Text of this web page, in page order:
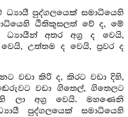
පුද්ගලයෙක් සමාධියෙහි
ඨිතිකුසලත් වේ ද, මේ
ධ්‍යායීන් අතර අග්‍ර ද වෙයි,
වෙයි, උත්තම ද වෙයි, ප්‍රවර ද
වඩා කිරි ද, කිරට වඩා දිහි,
වඩා ගිතෙල්, ගිතෙලට
ලා අග්‍ර වෙයි. මහණෙනි
පුද්ගලයෙක් සමාධියෙහි